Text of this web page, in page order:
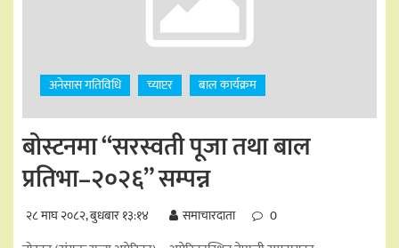
अनेसास गतिविधि च्याप्टर बाल कार्यक्रम
बोस्टनमा “सरस्वती पूजा तथा बाल
प्रतिभा–२०२६” सम्पन्न
२८ माघ २०८२, बुधबार १३:१४ समाचारदाता 0